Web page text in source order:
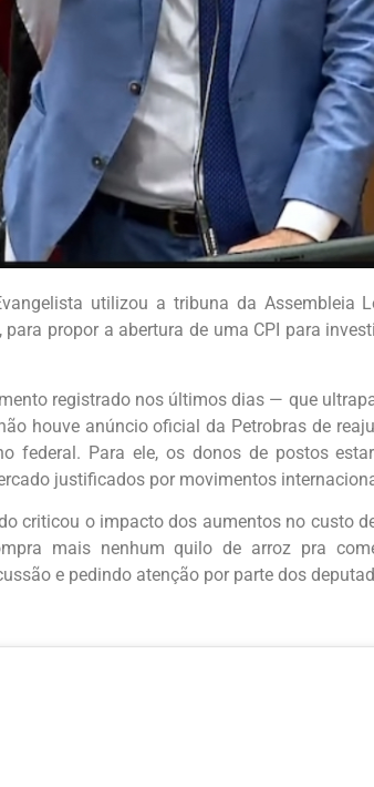
utilizou a tribuna da Assembleia
propor a abertura de uma CPI para
registrado nos últimos dias — que
houve anúncio oficial da Petrobras de
federal. Para ele, os donos de postos
justificados por movimentos
criticou o impacto dos aumentos no custo
mais nenhum quilo de arroz pra
e pedindo atenção por parte dos